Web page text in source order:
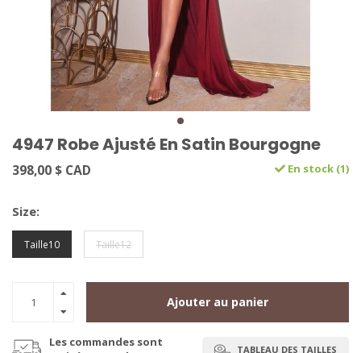
4947 Robe Ajusté En Satin Bourgogne
398,00 $ CAD En stock (1)
Size:
Taille10 Taille12
Ajouter au panier
Les commandes sont
TABLEAU DES TAILLES